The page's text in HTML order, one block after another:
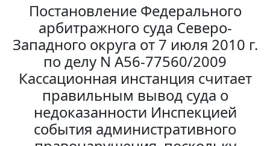
Постановление Федерального
арбитражного суда Северо-
Западного округа от 7 июля 2010 г.
по делу N А56-77560/2009
Кассационная инстанция считает
правильным вывод суда о
недоказанности Инспекцией
события административного